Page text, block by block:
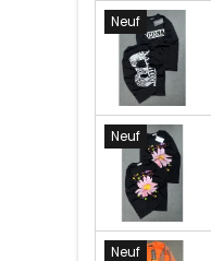
Neuf
Neuf
Neuf